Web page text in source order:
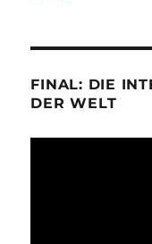
FINAL: DIE
DER WELT